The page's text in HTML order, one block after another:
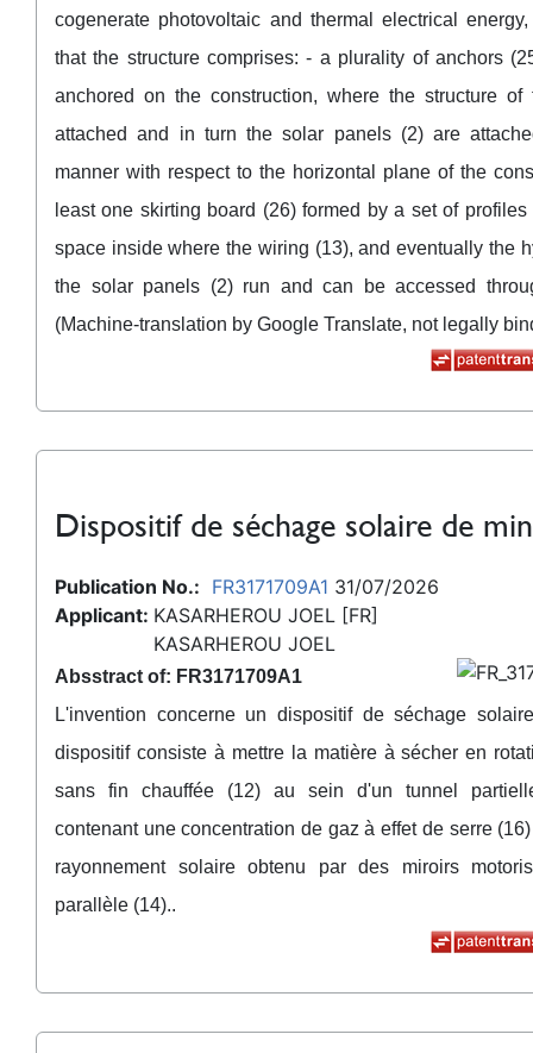
cogenerate photovoltaic and thermal electrical
that the structure comprises: - a plurality of anchors
anchored on the construction, where the structure
attached and in turn the solar panels (2) are
manner with respect to the horizontal plane of the
least one skirting board (26) formed by a set of
space inside where the wiring (13), and eventually the
the solar panels (2) run and can be accessed
(Machine-translation by Google Translate, not legally
Dispositif de séchage solaire de
Publication No.: FR3171709A1 31/07/2026
Applicant: KASARHEROU JOEL [FR]
KASARHEROU JOEL
Absstract of: FR3171709A1
L'invention concerne un dispositif de séchage
dispositif consiste à mettre la matière à sécher en
sans fin chauffée (12) au sein d'un tunnel
contenant une concentration de gaz à effet de serre
rayonnement solaire obtenu par des miroirs
parallèle (14)..